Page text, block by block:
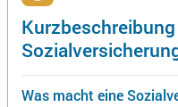
Kurzbeschreibung
Was macht eine